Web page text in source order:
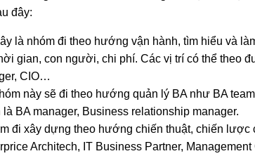
đây:
là nhóm đi theo hướng vận hành, tìm hiểu và
gian, con người, chi phí. Các vị trí có thể theo
CIO…
này sẽ đi theo hướng quản lý BA như BA
BA manager, Business relationship manager.
đi xây dựng theo hướng chiến thuật, chiến lược
Architech, IT Business Partner,